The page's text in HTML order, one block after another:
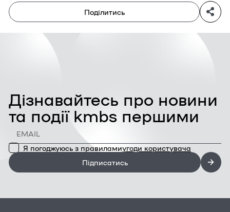
Поділитись
Дізнавайтесь про новини
та події kmbs першими
Я погоджуюсь з правиламиугоди користувача
Підписатись